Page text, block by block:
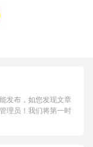
发布，如您发现文章
理员！我们将第一时